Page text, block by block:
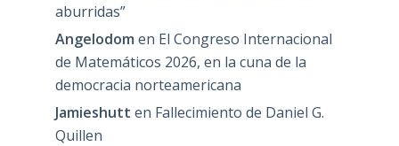
aburridas”
Angelodom en El Congreso Internacional
de Matemáticos 2026, en la cuna de la
democracia norteamericana
Jamieshutt en Fallecimiento de Daniel G.
Quillen